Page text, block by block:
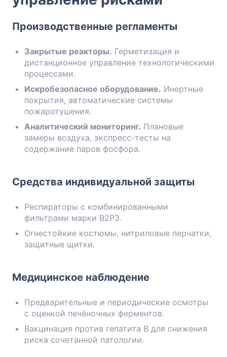
Производственные регламенты
Закрытые реакторы. Герметизация и
дистанционное управление технологическими
процессами.
Искробезопасное оборудование. Инертные
покрытия, автоматические системы
пожаротушения.
Аналитический мониторинг. Плановые
замеры воздуха, экспресс-тесты на
содержание паров фосфора.
Средства индивидуальной защиты
Респираторы с комбинированными
фильтрами марки В2Р3.
Огнестойкие костюмы, нитриловые перчатки,
защитные щитки.
Медицинское наблюдение
Предварительные и периодические осмотры
с оценкой печёночных ферментов.
Вакцинация против гепатита B для снижения
риска сочетанной патологии.